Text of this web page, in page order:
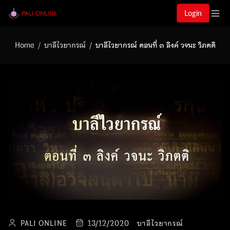
Login
Home บาลีไวยากรณ์ บาลีไวยากรณ์ ตอนที่ ๓ ลิงค์ วจนะ วิภตติ
PALI ONLINE 13/12/2020 บาลีไวยากรณ์